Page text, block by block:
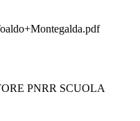
PNRR SCUOLA